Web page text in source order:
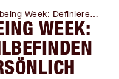
Week: Definiere
Für Dich Persönlich
WEEK: